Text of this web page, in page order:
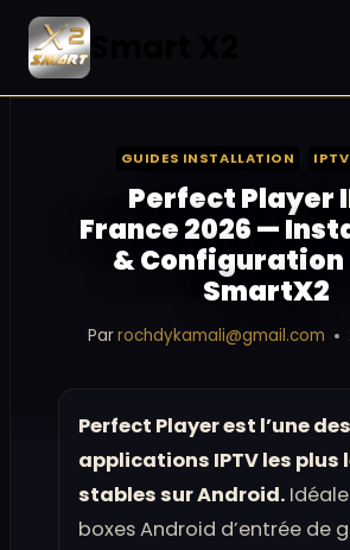
Aller
contenu
GUIDES INSTALLATION
Perfect Player
France 2026 —
& Configuration
SmartX2
Parrochdykamali@gmail.com
Perfect Player est l’une des
applications IPTV les plus
stables sur Android.
boxes Android d’entrée de